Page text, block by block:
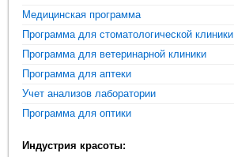
Медицинская программа
Программа для стоматологической клиники
Программа для ветеринарной клиники
Программа для аптеки
Учет анализов лаборатории
Программа для оптики
Индустрия красоты: